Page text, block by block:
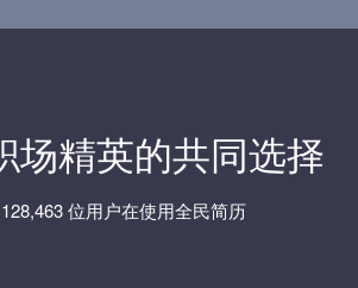
场精英的共同选择
位用户在使用全民简历